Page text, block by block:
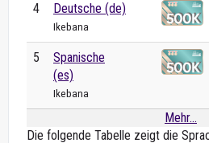
4 Deutsche (de)
Ikebana
5
Spanische
(es)
Ikebana
Mehr...
Die folgende Tabelle zeigt die